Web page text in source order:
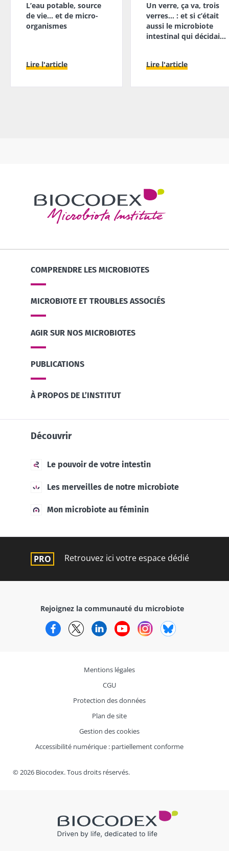
L’eau potable, source
de vie… et de micro-
organismes
Lire l'article
Un verre, ça va, trois
verres… : et si c’était
aussi le microbiote
intestinal qui décidait
Lire l'article
COMPRENDRE LES MICROBIOTES
MICROBIOTE ET TROUBLES ASSOCIÉS
AGIR SUR NOS MICROBIOTES
PUBLICATIONS
À PROPOS DE L’INSTITUT
Découvrir
Le pouvoir de votre intestin
Les merveilles de notre microbiote
Mon microbiote au féminin
Retrouvez ici votre espace dédié
Rejoignez la communauté du microbiote
FacebookTwitterLinkedInYouTubeInstagram
© 2026 Biocodex. Tous droits réservés.
Mentions légales
CGU
Protection des données
Plan de site
Gestion des cookies
Accessibilité numérique : partiellement conforme